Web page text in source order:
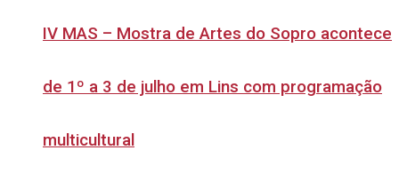
IV MAS – Mostra de Artes do Sopro acontece
de 1º a 3 de julho em Lins com programação
multicultural